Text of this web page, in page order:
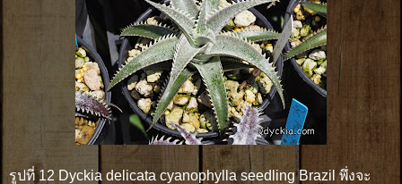
รูปที่ 12 Dyckia delicata cyanophylla seedling Brazil พึ่งจะ